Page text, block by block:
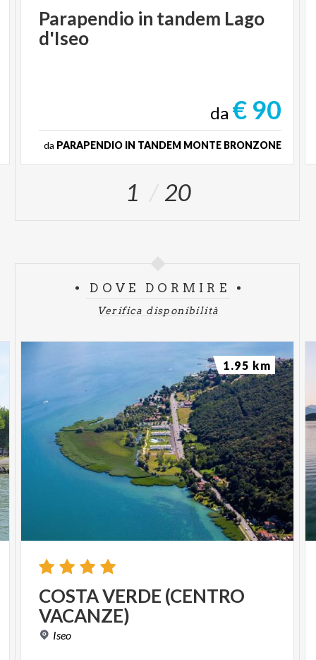
Parapendio in tandem Lago
d'Iseo
da € 90
da PARAPENDIO IN TANDEM MONTE BRONZONE
1 20
DOVE DORMIRE
Verifica disponibilità
COSTAVERDE (CENTRO
VACANZE)
Iseo
1.95 km